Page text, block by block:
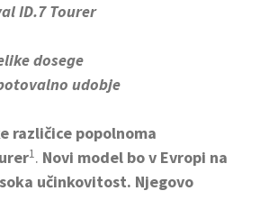
ID.7 Tourer
dosege
udobje
različice popolnoma
1. Novi model bo v Evropi na
učinkovitost. Njegovo